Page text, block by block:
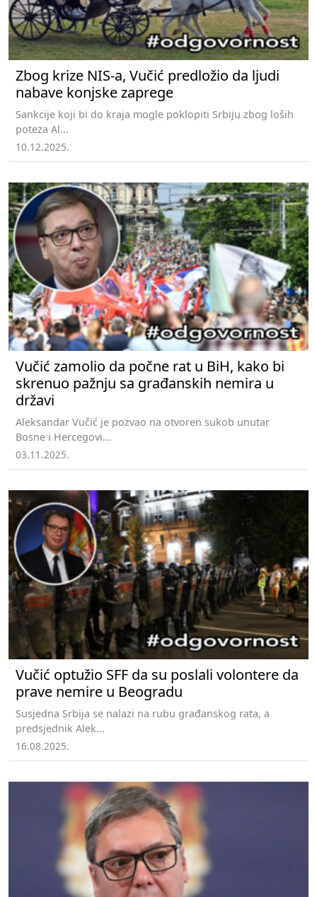
Zbog krize NIS-a, Vučić predložio da ljudi
nabave konjske zaprege
Sankcije koji bi do kraja mogle poklopiti Srbiju zbog loših
poteza Al...
10.12.2025.
Vučić zamolio da počne rat u BiH, kako bi
skrenuo pažnju sa građanskih nemira u
državi
Aleksandar Vučić je pozvao na otvoren sukob unutar
Bosne i Hercegovi...
03.11.2025.
Vučić optužio SFF da su poslali volontere da
prave nemire u Beogradu
Susjedna Srbija se nalazi na rubu građanskog rata, a
predsjednik Alek...
16.08.2025.